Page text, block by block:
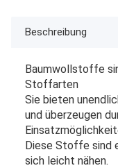
Beschreibung
Baumwollstoffe
Stoffarten
Sie bieten
und überzeugen
Diese Stoffe sind
sich leicht nähen.